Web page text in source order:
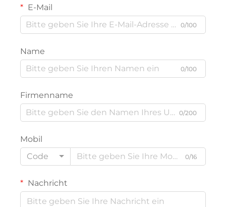
E-Mail
0/100
Name
0/100
Firmenname
0/200
Mobil
Code
0/16
Nachricht